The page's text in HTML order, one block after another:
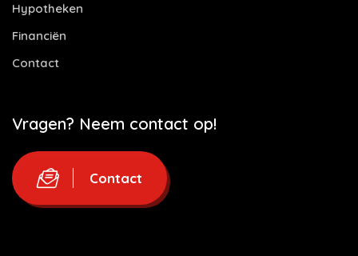
Hypotheken
Financiën
Contact
Vragen? Neem contact op!
Contact